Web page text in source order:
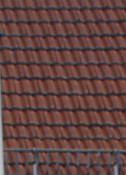
Dienstleistungen A-Z
& Satzungen
Gemeinderat